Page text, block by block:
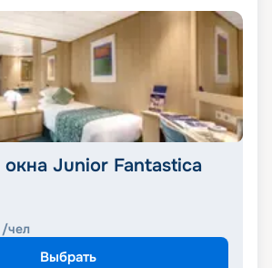
Junior Fantastica
/чел
Выбрать